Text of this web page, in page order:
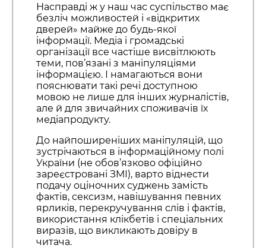
Насправді ж у наш час суспільство має
безліч можливостей і «відкритих
дверей» майже до будь-якої
інформації. Медіа і громадські
організації все частіше висвітлюють
теми, пов’язані з маніпуляціями
інформацією. І намагаються вони
пояснювати такі речі доступною
мовою не лише для інших журналістів,
але й для звичайних споживачів їх
медіапродукту.
До найпоширеніших маніпуляцій, що
зустрічаються в інформаційному полі
України (не обов’язково офіційно
зареєстровані ЗМІ), варто віднести
подачу оціночних суджень замість
фактів, сексизм, навішування певних
ярликів, перекручування слів і фактів,
використання клікбетів і спеціальних
виразів, що викликають довіру в
читача.